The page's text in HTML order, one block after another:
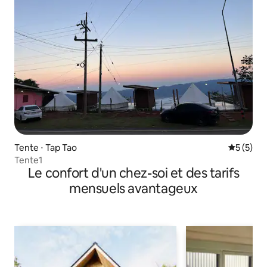
Tente ⋅ Tap Tao
5 (5)
Tente1
Le confort d'un chez-soi et des tarifs
mensuels avantageux